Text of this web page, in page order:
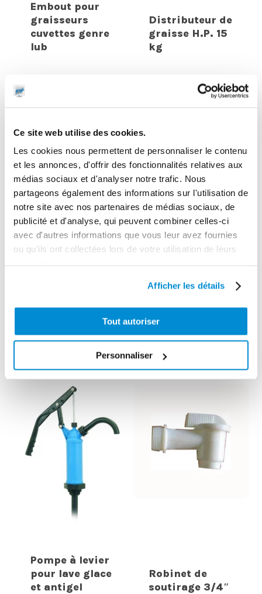
Ce site web utilise des cookies.
Les cookies nous permettent de personnaliser le contenu
et les annonces, d'offrir des fonctionnalités relatives aux
médias sociaux et d'analyser notre trafic. Nous
partageons également des informations sur l'utilisation de
notre site avec nos partenaires de médias sociaux, de
publicité et d'analyse, qui peuvent combiner celles-ci
avec d'autres informations que vous leur avez fournies
ou qu'ils ont collectées lors de votre utilisation de leurs
Afficher les détails
Tout autoriser
Personnaliser
Embout pour
graisseurs
cuvettes genre
lub
Distributeur de
graisse H.P. 15
kg
Flexible H.P.
1,5m pour
distributeur de
Allonge coudée
DÉCOUVREZ LES PRODUITS DE
LA MÊME GAMME
Pompe à levier
pour lave glace
et antigel
Robinet de
soutirage 3/4″